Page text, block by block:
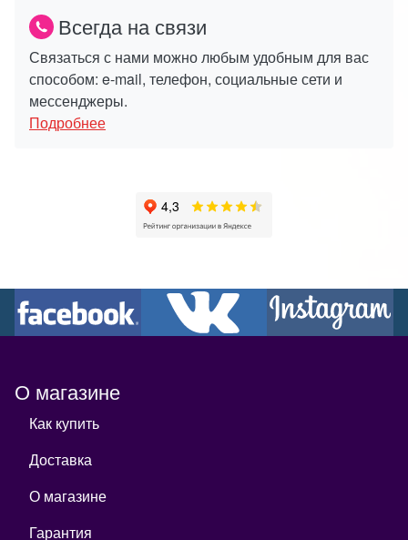
Всегда на связи
Связаться с нами можно любым удобным для вас
способом: e-mail, телефон, социальные сети и
мессенджеры.
Подробнее
О магазине
Как купить
Доставка
О магазине
Гарантия